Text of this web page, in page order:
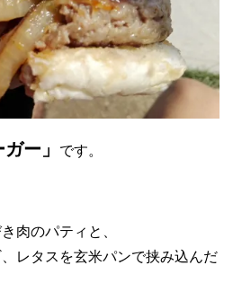
ー」 です。
肉のパティと、
レタスを玄米パンで挟み込んだ